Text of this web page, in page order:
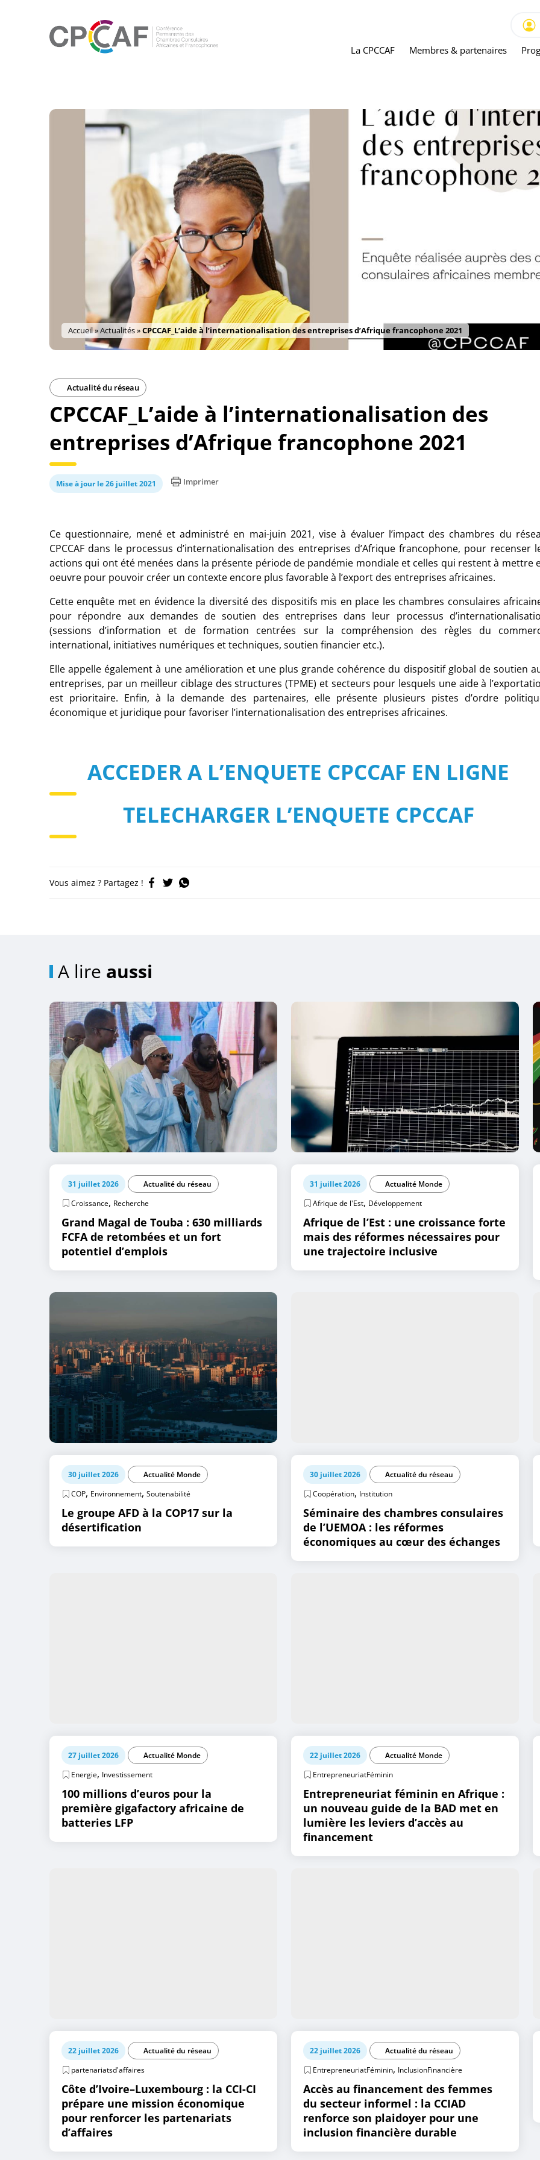
La CPCCAF Membres & partenaires
Accueil»Actualités»CPCCAF_L’aide à l’internationalisation des entreprises d’Afrique francophone 2021
Actualité du réseau
CPCCAF_L’aide à l’internationalisation des
entreprises d’Afrique francophone 2021
Mise à jour le 26 juillet 2021 Imprimer
Ce questionnaire, mené et administré en mai-juin 2021, vise à évaluer l’impact des chambres du
CPCCAF dans le processus d’internationalisation des entreprises d’Afrique francophone, pour recenser
actions qui ont été menées dans la présente période de pandémie mondiale et celles qui restent à mettre
oeuvre pour pouvoir créer un contexte encore plus favorable à l’export des entreprises africaines.
Cette enquête met en évidence la diversité des dispositifs mis en place les chambres consulaires
pour répondre aux demandes de soutien des entreprises dans leur processus
(sessions d’information et de formation centrées sur la compréhension des règles du
international, initiatives numériques et techniques, soutien financier etc.).
Elle appelle également à une amélioration et une plus grande cohérence du dispositif global de soutien
entreprises, par un meilleur ciblage des structures (TPME) et secteurs pour lesquels une aide à
est prioritaire. Enfin, à la demande des partenaires, elle présente plusieurs pistes d’ordre
économique et juridique pour favoriser l’internationalisation des entreprises africaines.
ACCEDER A L’ENQUETE CPCCAF EN LIGNE
TELECHARGER L’ENQUETE CPCCAF
Vous aimez ? Partagez !
A lire aussi
31 juillet 2026
Actualité du réseau
Croissance, Recherche
Grand Magal de Touba : 630 milliards
FCFA de retombées et un fort
potentiel d’emplois
31 juillet 2026
Actualité Monde
Afrique de l'Est, Développement
Afrique de l’Est : une croissance forte
mais des réformes nécessaires pour
une trajectoire inclusive
30 juillet 2026
Actualité Monde
COP, Environnement, Soutenabilité
Le groupe AFD à la COP17 sur la
désertification
30 juillet 2026
Actualité du réseau
Coopération, Institution
Séminaire des chambres consulaires
de l’UEMOA : les réformes
économiques au cœur des échanges
27 juillet 2026
Actualité Monde
Energie, Investissement
100 millions d’euros pour la
première gigafactory africaine de
batteries LFP
22 juillet 2026
Actualité Monde
EntrepreneuriatFéminin
Entrepreneuriat féminin en Afrique :
un nouveau guide de la BAD met en
lumière les leviers d’accès au
financement
22 juillet 2026
Actualité du réseau
partenariatsd'affaires
Côte d’Ivoire–Luxembourg : la CCI-CI
prépare une mission économique
pour renforcer les partenariats
d’affaires
22 juillet 2026
Actualité du réseau
EntrepreneuriatFéminin, InclusionFinancière
Accès au financement des femmes
du secteur informel : la CCIAD
renforce son plaidoyer pour une
inclusion financière durable